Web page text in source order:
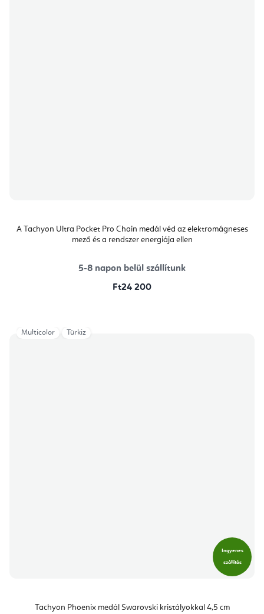
A Tachyon Ultra Pocket Pro Chain medál véd az elektromágneses
mező és a rendszer energiája ellen
5-8 napon belül szállítunk
Ft24 200
Ingyenes
szállítás
Tachyon Phoenix medál Swarovski kristályokkal 4,5 cm
Multicolor Türkiz